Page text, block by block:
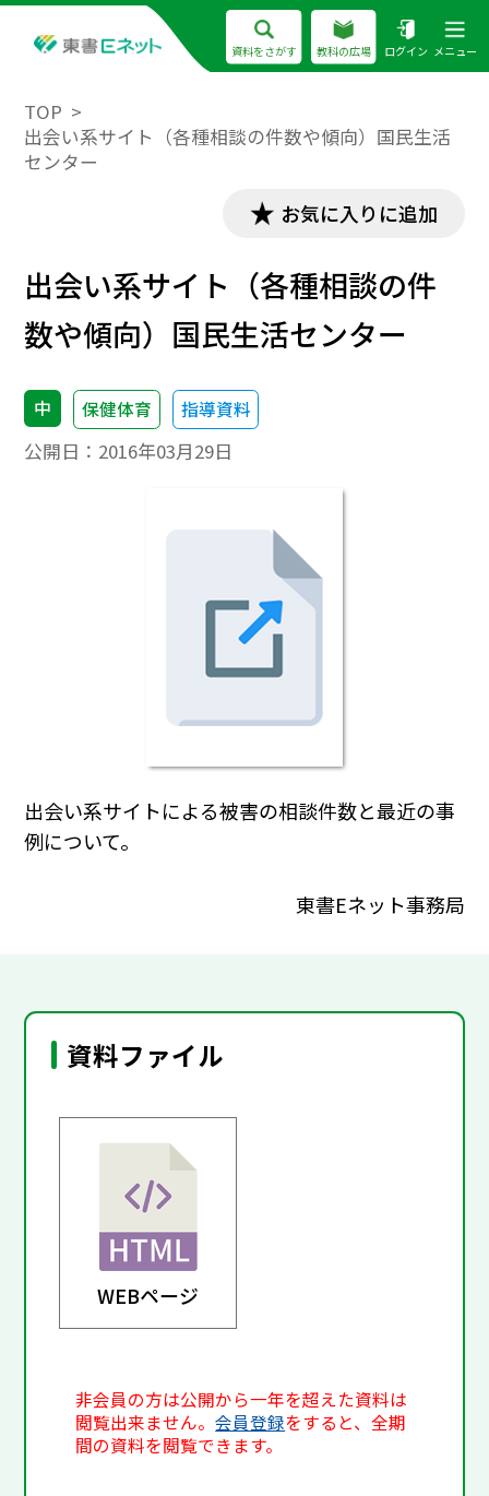
資料をさがす 教科の広場 ログイン メニュー
TOP
出会い系サイト（各種相談の件数や傾向）国民生活
センター
お気に入りに追加
出会い系サイト（各種相談の件
数や傾向）国民生活センター
中 保健体育 指導資料
公開日： 2016年03月29日
出会い系サイトによる被害の相談件数と最近の事
例について。
東書Eネット事務局
資料ファイル
WEBページ
非会員の方は公開から一年を超えた資料は
閲覧出来ません。会員登録をすると、全期
間の資料を閲覧できます。